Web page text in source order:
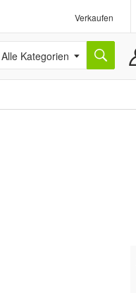
Verkaufen
Alle Kategorien